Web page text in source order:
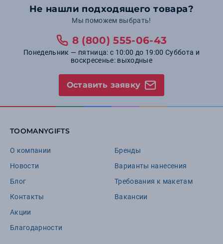
Не нашли подходящего товара?
Мы поможем выбрать!
8 (800) 555-06-43
Понедельник — пятница: с 10:00 до 19:00 Суббота и
воскресенье: выходные
Оставить заявку
TOOMANYGIFTS
О компании
Новости
Блог
Контакты
Акции
Благодарности
Бренды
Варианты нанесения
Требования к макетам
Вакансии